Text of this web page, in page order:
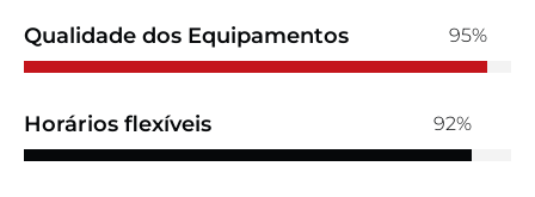
Qualidade dos Equipamentos 95%
Horários flexíveis 92%